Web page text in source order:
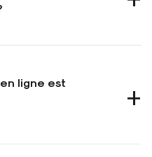
ligne est